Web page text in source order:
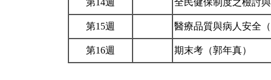
第14週 全民健保制度之檢討
第15週 醫療品質與病人安全
第16週 期末考（郭年真）